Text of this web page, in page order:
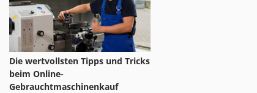
Die wertvollsten Tipps und Tricks
beim Online-
Gebrauchtmaschinenkauf